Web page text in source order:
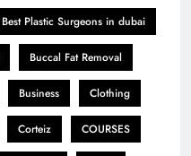
Best Plastic Surgeons in dubai
Buccal Fat Removal
Business Clothing
Corteiz COURSES